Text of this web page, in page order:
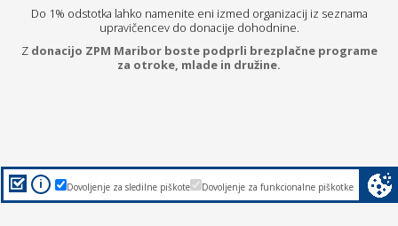
Do 1% odstotka lahko namenite eni izmed organizacij iz seznama
upravičencev do donacije dohodnine.
Z donacijo ZPM Maribor boste podprli brezplačne programe
za otroke, mlade in družine.
Dovoljenje za funkcionalne piškotke
Dovoljenje za sledilne piškote
i